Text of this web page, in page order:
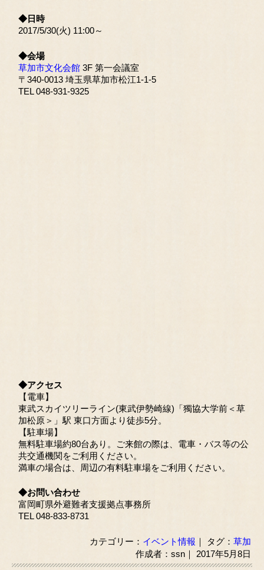
◆日時
2017/5/30(火) 11:00～
◆会場
草加市文化会館 3F 第一会議室
〒340-0013 埼玉県草加市松江1-1-5
TEL 048-931-9325
◆アクセス
【電車】
東武スカイツリーライン(東武伊勢崎線)「獨協大学前＜草
加松原＞」駅 東口方面より徒歩5分。
【駐車場】
無料駐車場約80台あり。ご来館の際は、電車・バス等の公
共交通機関をご利用ください。
満車の場合は、周辺の有料駐車場をご利用ください。
◆お問い合わせ
富岡町県外避難者支援拠点事務所
TEL 048-833-8731
カテゴリー： イベント情報 ｜ タグ：草加
作成者：ssn｜ 2017年5月8日